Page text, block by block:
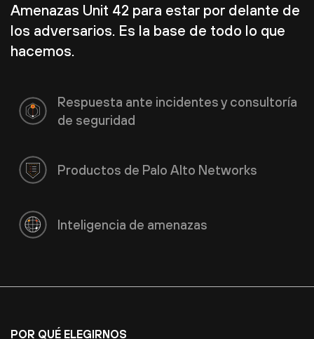
Amenazas Unit 42 para estar por delante de
los adversarios. Es la base de todo lo que
hacemos.
Respuesta ante incidentes y consultoría
de seguridad
Productos de Palo Alto Networks
Inteligencia de amenazas
POR QUÉ ELEGIRNOS